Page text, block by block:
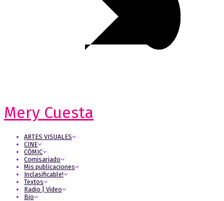
Mery Cuesta
ARTES VISUALES
CINE
CÓMIC
Comisariado
Mis publicaciones
Inclasificable!
Textos
Radio | Video
Bio